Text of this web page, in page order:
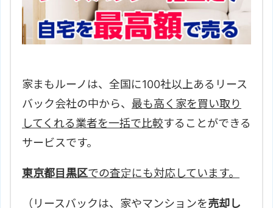
家まもルーノは、全国に100社以上あるリース
バック会社の中から、 最も高く家を買い取り
してくれる業者を一括で比較することができる
サービスです。
東京都目黒区での査定にも対応しています。
（リースバックは、家やマンションを売却し